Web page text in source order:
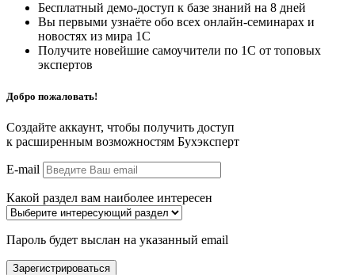
Бесплатный демо-доступ к базе знаний на 8 дней
Вы первыми узнаёте обо всех онлайн-семинарах и
новостях из мира 1С
Получите новейшие самоучители по 1С от топовых
экспертов
Добро пожаловать!
Создайте аккаунт, чтобы получить доступ
к расширенным возможностям Бухэксперт
E-mail
Какой раздел вам наиболее интересен
Пароль будет выслан на указанный email